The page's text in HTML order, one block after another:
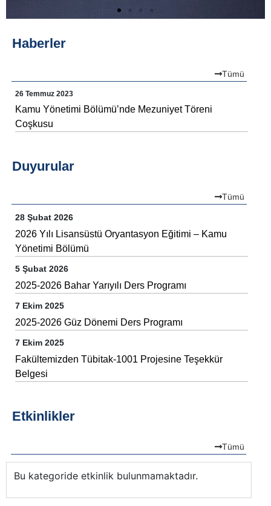
Haberler
Tümü
26 Temmuz 2023
Kamu Yönetimi Bölümü’nde Mezuniyet Töreni
Coşkusu
Duyurular
Tümü
28 Şubat 2026
2026 Yılı Lisansüstü Oryantasyon Eğitimi – Kamu
Yönetimi Bölümü
5 Şubat 2026
2025-2026 Bahar Yarıyılı Ders Programı
7 Ekim 2025
2025-2026 Güz Dönemi Ders Programı
7 Ekim 2025
Fakültemizden Tübitak-1001 Projesine Teşekkür
Belgesi
Etkinlikler
Tümü
Bu kategoride etkinlik bulunmamaktadır.